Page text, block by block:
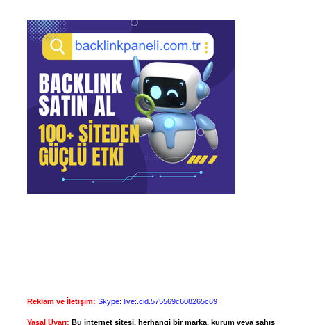
Reklam ve İletişim: Skype: live:.cid.575569c608265c69
Yasal Uyarı: Bu internet sitesi, herhangi bir marka, kurum veya şahıs